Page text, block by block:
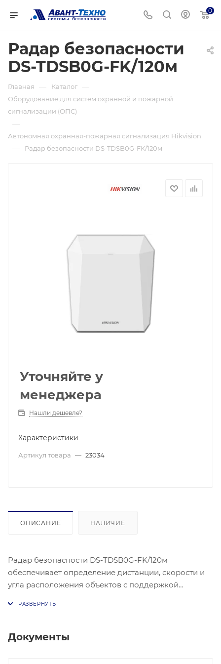
0
Радар безопасности
DS-TDSB0G-FK/120м
Главная — Каталог —
Оборудование для систем охранной и пожарной
сигнализации (ОПС)
—
Автономная охранная-пожарная сигнализация Hikvision
— Радар безопасности DS-TDSB0G-FK/120м
Уточняйте у
менеджера
Нашли дешевле?
Характеристики
Артикул товара — 23034
ОПИСАНИЕ НАЛИЧИЕ
Радар безопасности DS-TDSB0G-FK/120м
обеспечивает определение дистанции, скорости и
угла расположения объектов с поддержкой
с видеосистемами, предлагает настройку сценарных
Документы